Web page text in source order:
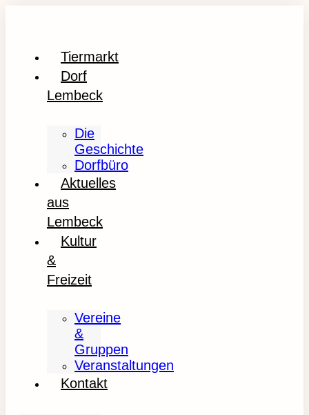
Tiermarkt
Dorf
Lembeck
Die
Geschichte
Dorfbüro
Aktuelles
aus
Lembeck
Kultur
&
Freizeit
Vereine
&
Gruppen
Veranstaltungen
Kontakt